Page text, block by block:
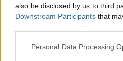
also be disclosed by us to third
Downstream Participants that
Personal Data Processing
Viticultores
para exigir
Douro